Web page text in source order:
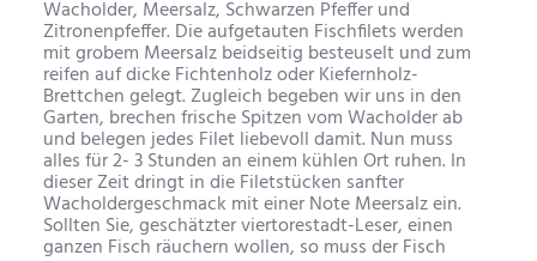
Wacholder, Meersalz, Schwarzen Pfeffer und
Zitronenpfeffer. Die aufgetauten Fischfilets werden
mit grobem Meersalz beidseitig besteuselt und zum
reifen auf dicke Fichtenholz oder Kiefernholz-
Brettchen gelegt. Zugleich begeben wir uns in den
Garten, brechen frische Spitzen vom Wacholder ab
und belegen jedes Filet liebevoll damit. Nun muss
alles für 2- 3 Stunden an einem kühlen Ort ruhen. In
dieser Zeit dringt in die Filetstücken sanfter
Wacholdergeschmack mit einer Note Meersalz ein.
Sollten Sie, geschätzter viertorestadt-Leser, einen
ganzen Fisch räuchern wollen, so muss der Fisch